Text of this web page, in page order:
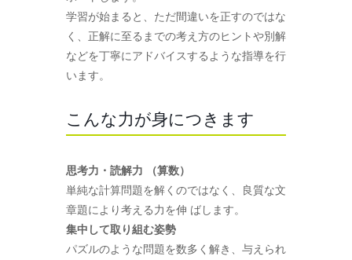
学習が始まると、ただ間違いを正すのではな
く、正解に至るまでの考え方のヒントや別解
などを丁寧にアドバイスするような指導を行
います。
こんな力が身につきます
思考力・読解力 （算数）
単純な計算問題を解くのではなく、良質な文
章題により考える力を伸 ばします。
集中して取り組む姿勢
パズルのような問題を数多く解き、与えられ